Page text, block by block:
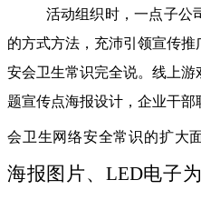
活动组织时，一点子公
的方式方法，充沛引领宣传
安会卫生常识完全说。线上
题宣传点海报设计，企业干
会卫生网络安全常识的扩大
海报图片、LED电子